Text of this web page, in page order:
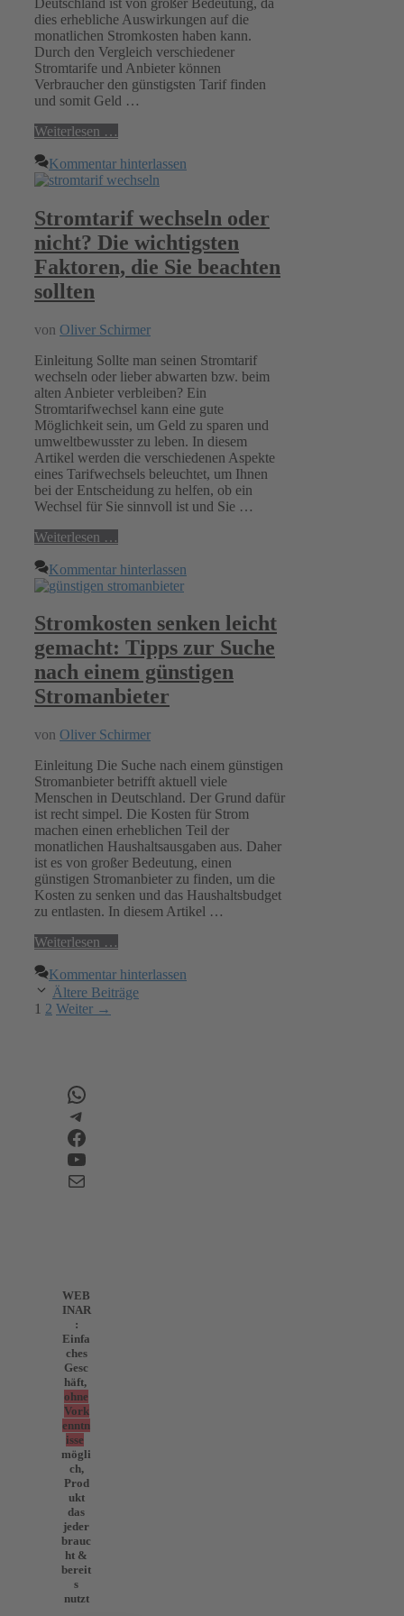
dies erhebliche Auswirkungen auf die
monatlichen Stromkosten haben kann.
Durch den Vergleich verschiedener
Stromtarife und Anbieter können
Verbraucher den günstigsten Tarif finden
und somit Geld …
Weiterlesen …
Kommentar hinterlassen
Stromtarif wechseln oder
nicht? Die wichtigsten
Faktoren, die Sie beachten
sollten
von Oliver Schirmer
Einleitung Sollte man seinen Stromtarif
wechseln oder lieber abwarten bzw. beim
alten Anbieter verbleiben? Ein
Stromtarifwechsel kann eine gute
Möglichkeit sein, um Geld zu sparen und
umweltbewusster zu leben. In diesem
Artikel werden die verschiedenen Aspekte
eines Tarifwechsels beleuchtet, um Ihnen
bei der Entscheidung zu helfen, ob ein
Wechsel für Sie sinnvoll ist und Sie …
Weiterlesen …
Kommentar hinterlassen
Stromkosten senken leicht
gemacht: Tipps zur Suche
nach einem günstigen
Stromanbieter
von Oliver Schirmer
Einleitung Die Suche nach einem günstigen
Stromanbieter betrifft aktuell viele
Menschen in Deutschland. Der Grund dafür
ist recht simpel. Die Kosten für Strom
machen einen erheblichen Teil der
monatlichen Haushaltsausgaben aus. Daher
ist es von großer Bedeutung, einen
günstigen Stromanbieter zu finden, um die
Kosten zu senken und das Haushaltsbudget
zu entlasten. In diesem Artikel …
Weiterlesen …
Kommentar hinterlassen
Ältere Beiträge
Seite
1 Seite
2 Weiter →
WhatsApp
Telegram
Facebook
YouTube
E-Mail
WEB
INAR
:
Einfa
ches
Gesc
häft,
ohne
Vork
enntn
isse
mögli
ch,
Prod
ukt
das
jeder
brauc
ht &
bereit
s
nutzt